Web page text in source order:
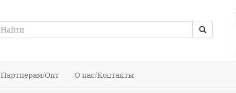
Партнерам/Опт О нас/Контакты